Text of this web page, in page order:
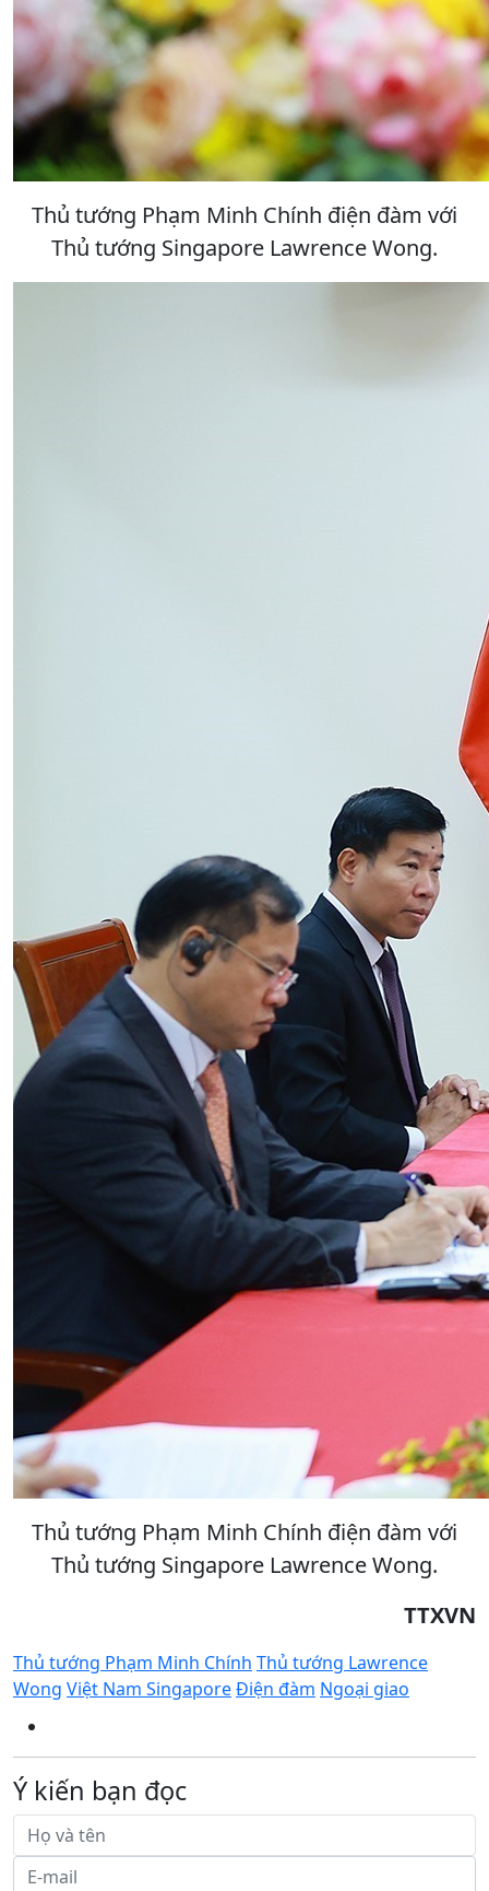
Thủ tướng Phạm Minh Chính điện đàm với
Thủ tướng Singapore Lawrence Wong.
Thủ tướng Phạm Minh Chính điện đàm với
Thủ tướng Singapore Lawrence Wong.
TTXVN
Thủ tướng Phạm Minh Chính Thủ tướng Lawrence
Wong Việt Nam SingaporeĐiện đàm Ngoại giao
Ý kiến bạn đọc